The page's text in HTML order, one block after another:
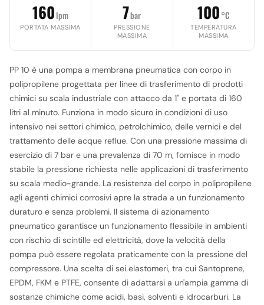
160lpm
PORTATA MASSIMA
7bar
PRESSIONE
MASSIMA
100°C
TEMPERATURA
MASSIMA
PP 10 è una pompa a membrana pneumatica con corpo in
polipropilene progettata per linee di trasferimento di prodotti
chimici su scala industriale con attacco da 1" e portata di 160
litri al minuto. Funziona in modo sicuro in condizioni di uso
intensivo nei settori chimico, petrolchimico, delle vernici e del
trattamento delle acque reflue. Con una pressione massima di
esercizio di 7 bar e una prevalenza di 70 m, fornisce in modo
stabile la pressione richiesta nelle applicazioni di trasferimento
su scala medio-grande. La resistenza del corpo in polipropilene
agli agenti chimici corrosivi apre la strada a un funzionamento
duraturo e senza problemi. Il sistema di azionamento
pneumatico garantisce un funzionamento flessibile in ambienti
con rischio di scintille ed elettricità, dove la velocità della
pompa può essere regolata praticamente con la pressione del
compressore. Una scelta di sei elastomeri, tra cui Santoprene,
EPDM, FKM e PTFE, consente di adattarsi a un'ampia gamma di
sostanze chimiche come acidi, basi, solventi e idrocarburi. La